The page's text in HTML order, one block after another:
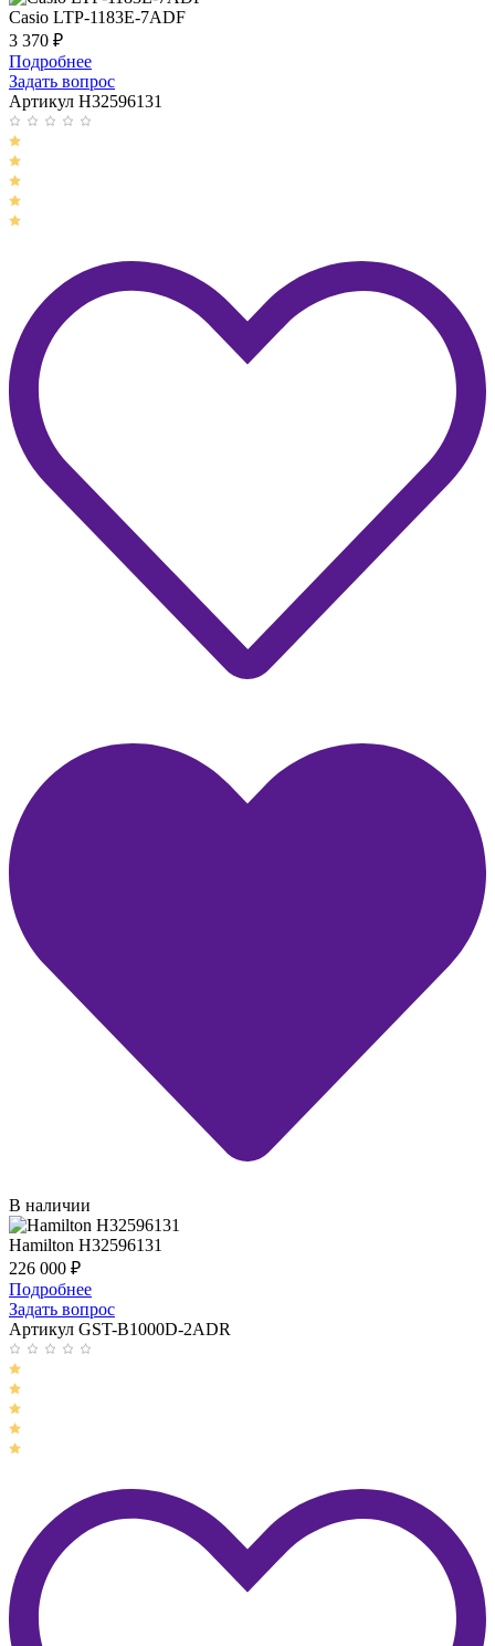
Casio LTP-1183E-7ADF
3 370 ₽
Подробнее
Задать вопрос
Артикул H32596131
В наличии
Hamilton H32596131
226 000 ₽
Подробнее
Задать вопрос
Артикул GST-B1000D-2ADR